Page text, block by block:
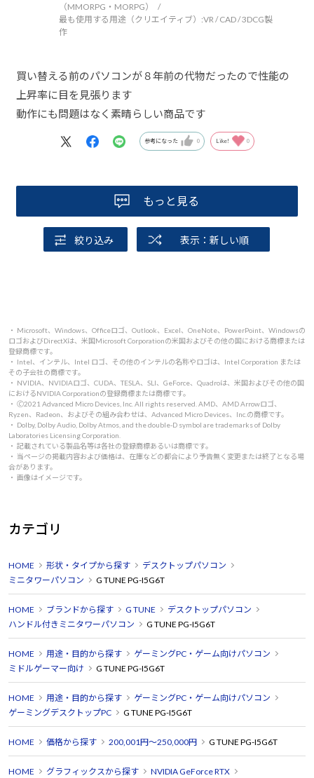
（MMORPG・MORPG）
最も使用する用途（クリエイティブ）:VR / CAD / 3DCG製
作
買い替える前のパソコンが８年前の代物だったので性能の
上昇率に目を見張ります
動作にも問題はなく素晴らしい商品です
参考になった 0 Like! 0
もっと見る
絞り込み 表示：新しい順
・ Microsoft、Windows、Officeロゴ、Outlook、Excel、OneNote、PowerPoint、Windowsの
ロゴおよびDirectXは、米国Microsoft Corporationの米国およびその他の国における商標または
登録商標です。
・ Intel、インテル、Intel ロゴ、その他のインテルの名称やロゴは、Intel Corporation または
その子会社の商標です。
・ NVIDIA、NVIDIAロゴ、CUDA、TESLA、SLI、GeForce、Quadroは、米国およびその他の国
におけるNVIDIA Corporationの登録商標または商標です。
・ 🄫2021 Advanced Micro Devices, Inc. All rights reserved. AMD、AMD Arrowロゴ、
Ryzen、Radeon、およびその組み合わせは、Advanced Micro Devices、Inc.の商標です。
・ Dolby, Dolby Audio, Dolby Atmos, and the double-D symbol are trademarks of Dolby
Laboratories Licensing Corporation.
・ 記載されている製品名等は各社の登録商標あるいは商標です。
・ 当ページの掲載内容および価格は、在庫などの都合により予告無く変更または終了となる場
合があります。
・ 画像はイメージです。
カテゴリ
HOME 形状・タイプから探す
デスクトップパソコン
ミニタワーパソコン
G TUNE PG-I5G6T
HOME ブランドから探す G TUNE
デスクトップパソコン
ハンドル付きミニタワーパソコン
G TUNE PG-I5G6T
HOME 用途・目的から探す
ゲーミングPC・ゲーム向けパソコン
ミドルゲーマー向け
G TUNE PG-I5G6T
HOME 用途・目的から探す
ゲーミングPC・ゲーム向けパソコン
ゲーミングデスクトップPC
G TUNE PG-I5G6T
HOME 価格から探す 200,001円～250,000円 G TUNE PG-I5G6T
HOME グラフィックスから探す
NVIDIA GeForce RTX